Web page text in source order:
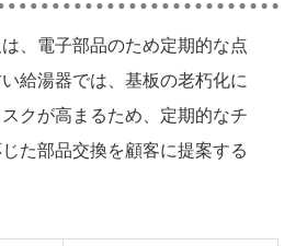
、電子部品のため定期的な点
給湯器では、基板の老朽化に
クが高まるため、定期的なチ
た部品交換を顧客に提案する